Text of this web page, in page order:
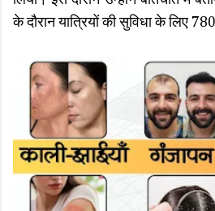
के दौरान यात्रियों की सुविधा के लिए